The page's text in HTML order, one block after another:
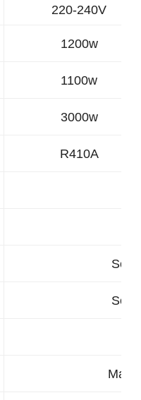
220-240V
1200w
1100w
3000w
R410A